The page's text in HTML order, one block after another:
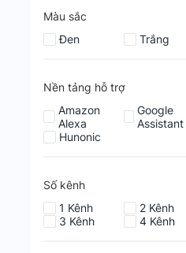
Màu sắc
Đen
Trắng
Nền tảng hỗ trợ
Amazon
Alexa
Google
Assistant
Hunonic
Số kênh
1 Kênh
2 Kênh
3 Kênh
4 Kênh